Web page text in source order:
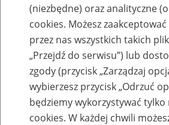
Rejestry, ewidencje i archiwa
Baza zlikwidowanych
przekształconych
Nazwa zakładu pracy:
(niezbędne) oraz analityczne
cookies. Możesz
przez nas wszystkich takich
„Przejdź do serwisu”) lub
zgody (przycisk „Zarządzaj
wybierzesz przycisk „Odrzuć
będziemy wykorzystywać
cookies. W każdej chwili